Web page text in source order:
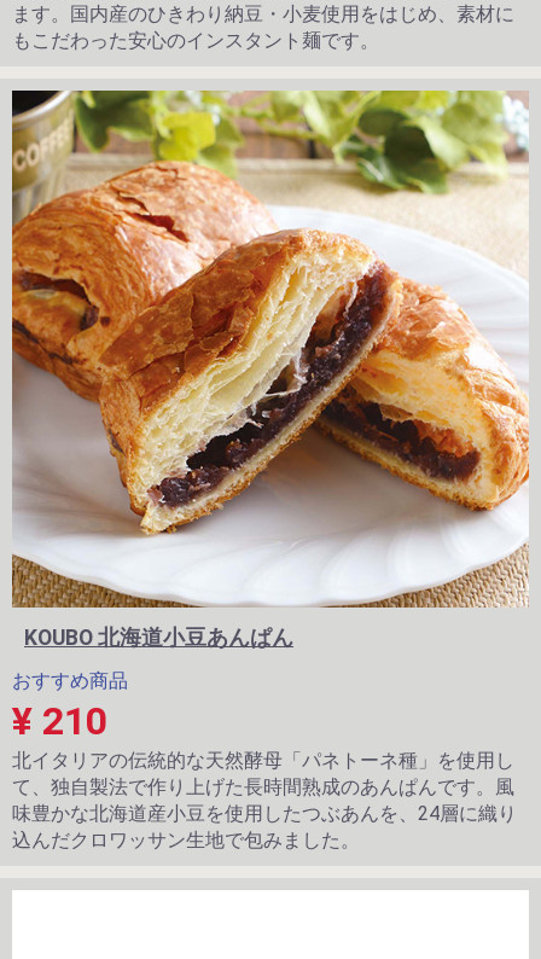
ます。国内産のひきわり納豆・小麦使用をはじめ、素材に
もこだわった安心のインスタント麺です。
KOUBO 北海道小豆あんぱん
おすすめ商品
¥ 210
北イタリアの伝統的な天然酵母「パネトーネ種」を使用し
て、独自製法で作り上げた長時間熟成のあんぱんです。風
味豊かな北海道産小豆を使用したつぶあんを、24層に織り
込んだクロワッサン生地で包みました。